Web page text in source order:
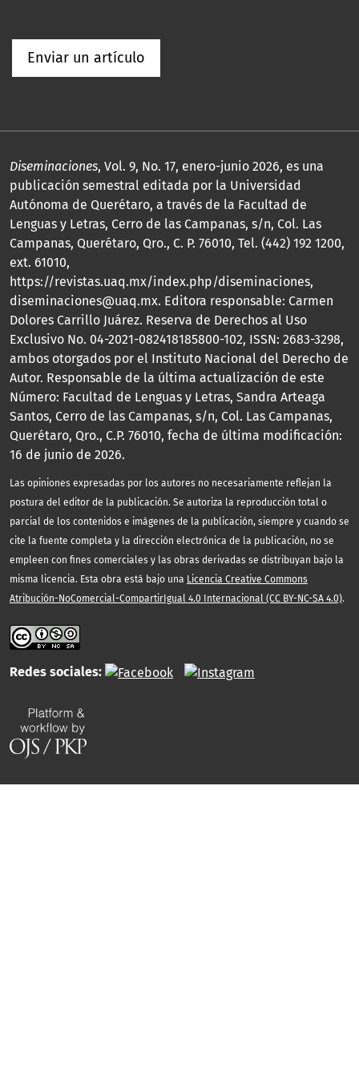
Enviar un artículo
Diseminaciones, Vol. 9, No. 17, enero-junio 2026, es una
publicación semestral editada por la Universidad
Autónoma de Querétaro, a través de la Facultad de
Lenguas y Letras, Cerro de las Campanas, s/n, Col. Las
Campanas, Querétaro, Qro., C. P. 76010, Tel. (442) 192 1200,
ext. 61010,
https://revistas.uaq.mx/index.php/diseminaciones,
diseminaciones@uaq.mx. Editora responsable: Carmen
Dolores Carrillo Juárez. Reserva de Derechos al Uso
Exclusivo No. 04-2021-082418185800-102, ISSN: 2683-3298,
ambos otorgados por el Instituto Nacional del Derecho de
Autor. Responsable de la última actualización de este
Número: Facultad de Lenguas y Letras, Sandra Arteaga
Santos, Cerro de las Campanas, s/n, Col. Las Campanas,
Querétaro, Qro., C.P. 76010, fecha de última modificación:
16 de junio de 2026.
Las opiniones expresadas por los autores no necesariamente reflejan la
postura del editor de la publicación. Se autoriza la reproducción total o
parcial de los contenidos e imágenes de la publicación, siempre y cuando se
cite la fuente completa y la dirección electrónica de la publicación, no se
empleen con fines comerciales y las obras derivadas se distribuyan bajo la
misma licencia. Esta obra está bajo una Licencia Creative Commons
Atribución-NoComercial-CompartirIgual 4.0 Internacional (CC BY-NC-SA 4.0).
Redes sociales: